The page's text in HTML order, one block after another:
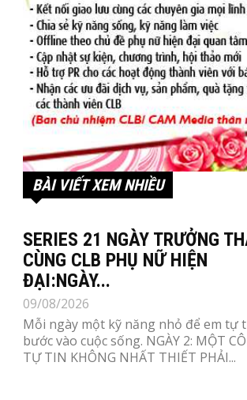
BÀI VIẾT XEM NHIỀU
SERIES 21 NGÀY TRƯỞNG
CÙNG CLB PHỤ NỮ HIỆN
ĐẠI:NGÀY...
09/08/2026
Mỗi ngày một kỹ năng nhỏ để em tự
bước vào cuộc sống. NGÀY 2: MỘT CÔ
TỰ TIN KHÔNG NHẤT THIẾT PHẢI...